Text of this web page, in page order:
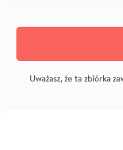
Uważasz, że ta zbiórka